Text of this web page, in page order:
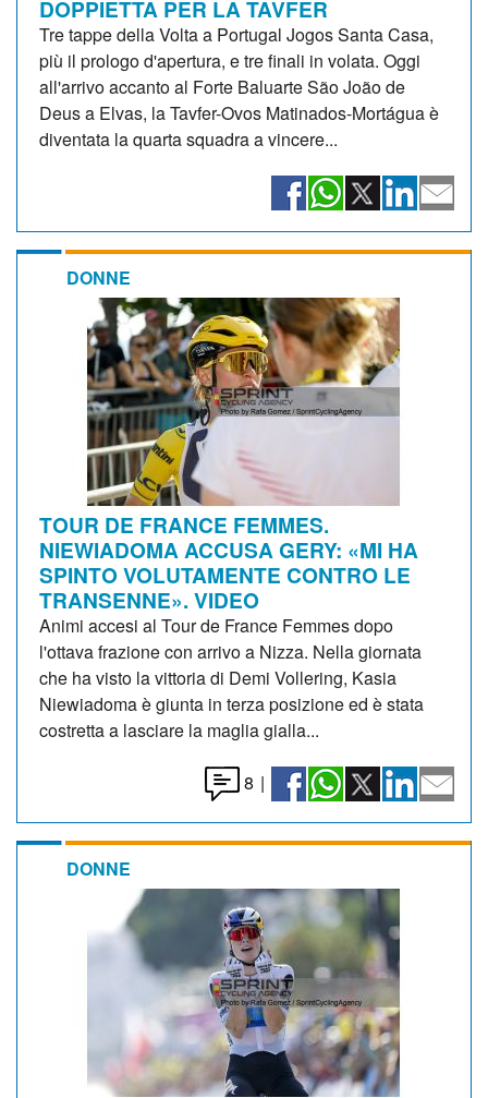
DOPPIETTA PER LA TAVFER
Tre tappe della Volta a Portugal Jogos Santa Casa,
più il prologo d'apertura, e tre finali in volata. Oggi
all'arrivo accanto al Forte Baluarte São João de
Deus a Elvas, la Tavfer-Ovos Matinados-Mortágua è
diventata la quarta squadra a vincere...
DONNE
TOUR DE FRANCE FEMMES.
NIEWIADOMA ACCUSA GERY: «MI HA
SPINTO VOLUTAMENTE CONTRO LE
TRANSENNE». VIDEO
Animi accesi al Tour de France Femmes dopo
l'ottava frazione con arrivo a Nizza. Nella giornata
che ha visto la vittoria di Demi Vollering, Kasia
Niewiadoma è giunta in terza posizione ed è stata
costretta a lasciare la maglia gialla...
8 |
DONNE